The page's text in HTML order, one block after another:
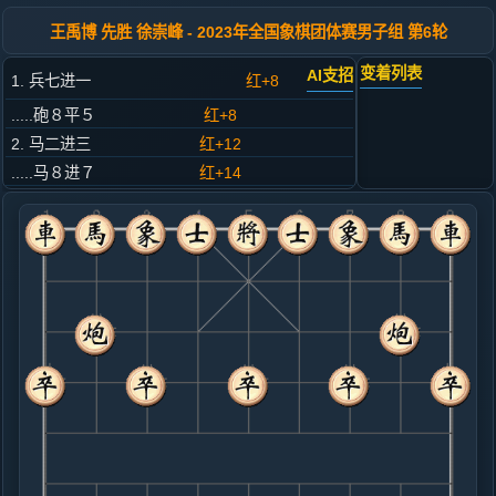
王禹博 先胜 徐崇峰 - 2023年全国象棋团体赛男子组 第6轮
1. 兵七进一 红+8 AI支招
.....砲８平５
红+8
2. 马二进三
红+12
.....马８进７
红+14
3. 车一平二
红+9
.....车９平８
红+14
4. 马八进七
红+12
.....车８进４
红+11
5. 相七进五
红+0
.....马２进１
6. 仕六进五
红+9
兵三进一
.....卒３进１
红+6
7. 车九平六
红+5
8. 相五进七
红+6
变着列表